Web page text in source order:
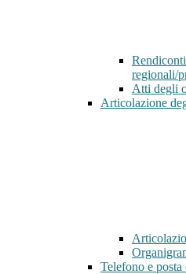
regionali/
Atti degli
Articolazione
Telefono e posta